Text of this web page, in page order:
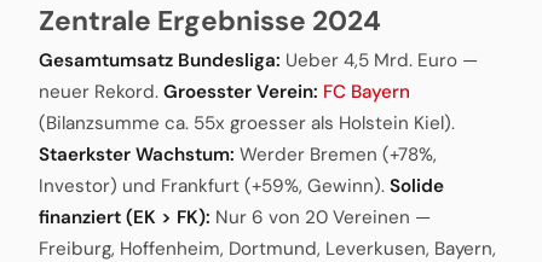
Zentrale Ergebnisse 2024
Gesamtumsatz Bundesliga: Ueber 4,5 Mrd. Euro —
neuer Rekord. Groesster Verein: FC Bayern
(Bilanzsumme ca. 55x groesser als Holstein Kiel).
Staerkster Wachstum: Werder Bremen (+78%,
Investor) und Frankfurt (+59%, Gewinn). Solide
finanziert (EK > FK): Nur 6 von 20 Vereinen —
Freiburg, Hoffenheim, Dortmund, Leverkusen, Bayern,